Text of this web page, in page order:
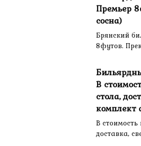
Премьер
сосна)
Брянский
8футов.
В
стола,
комплект
В
доставка,